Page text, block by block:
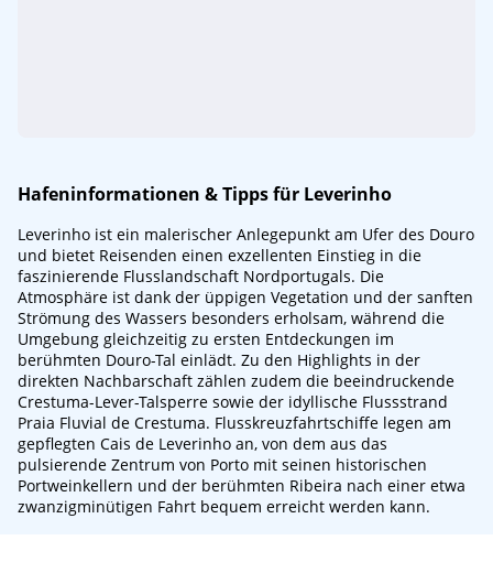
Hafeninformationen & Tipps für Leverinho
Leverinho ist ein malerischer Anlegepunkt am Ufer des Douro
und bietet Reisenden einen exzellenten Einstieg in die
faszinierende Flusslandschaft Nordportugals. Die
Atmosphäre ist dank der üppigen Vegetation und der sanften
Strömung des Wassers besonders erholsam, während die
Umgebung gleichzeitig zu ersten Entdeckungen im
berühmten Douro-Tal einlädt. Zu den Highlights in der
direkten Nachbarschaft zählen zudem die beeindruckende
Crestuma-Lever-Talsperre sowie der idyllische Flussstrand
Praia Fluvial de Crestuma. Flusskreuzfahrtschiffe legen am
gepflegten Cais de Leverinho an, von dem aus das
pulsierende Zentrum von Porto mit seinen historischen
Portweinkellern und der berühmten Ribeira nach einer etwa
zwanzigminütigen Fahrt bequem erreicht werden kann.